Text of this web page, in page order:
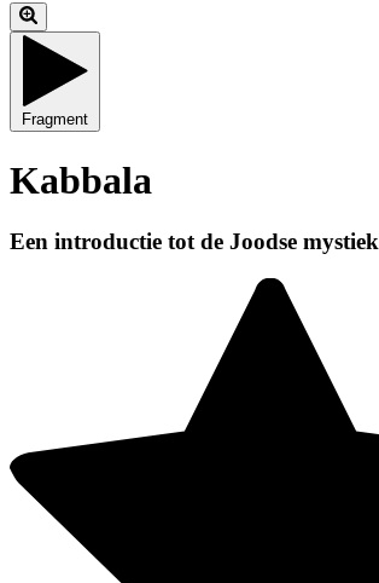
Fragment
Kabbala
Een introductie tot de Joodse mystiek